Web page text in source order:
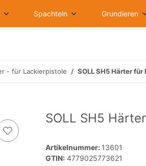
Spachteln Grundieren
- für Lackierpistole SOLL SH5 Härter
SOLL SH5
Artikelnummer: 13601
GTIN: 4779025773621